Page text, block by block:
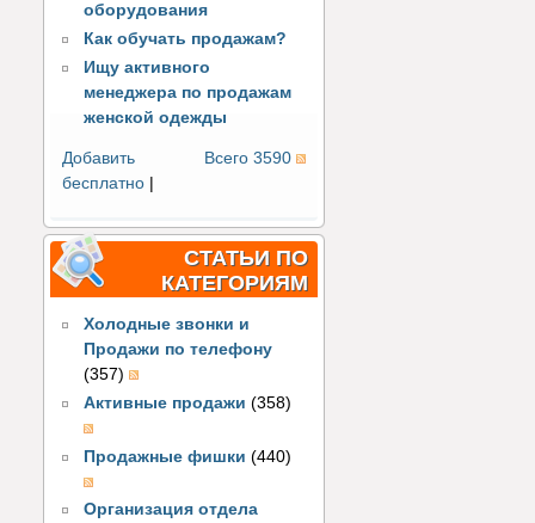
оборудования
Как обучать продажам?
Ищу активного
менеджера по продажам
женской одежды
Всего 3590
Добавить
бесплатно |
СТАТЬИ ПО
КАТЕГОРИЯМ
Холодные звонки и
Продажи по телефону
(357)
Активные продажи (358)
Продажные фишки (440)
Организация отдела